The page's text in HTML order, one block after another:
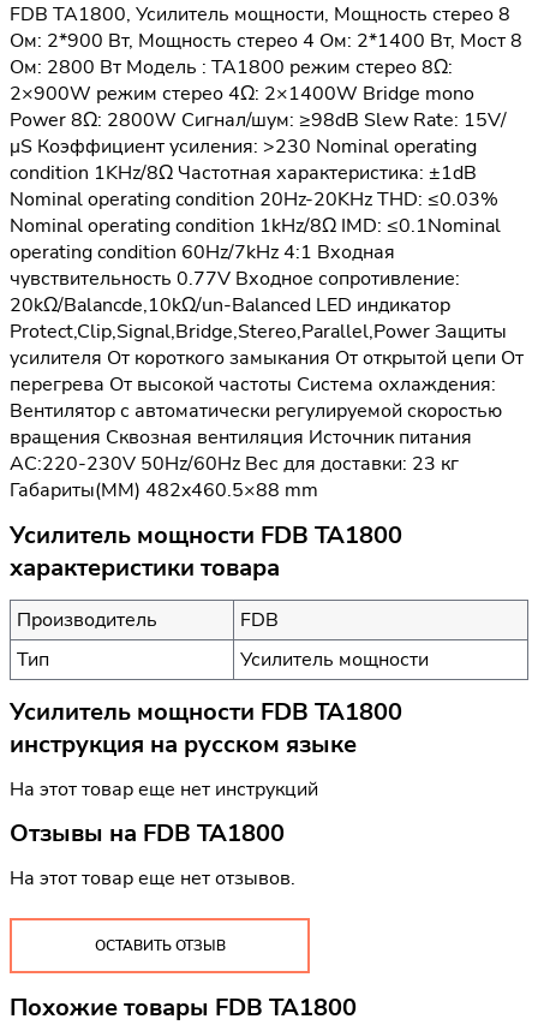
FDB TA1800, Усилитель мощности, Мощность стерео 8
Ом: 2*900 Вт, Мощность стерео 4 Ом: 2*1400 Вт, Мост 8
Ом: 2800 Вт Модель : TA1800 режим стерео 8Ω:
2×900W режим стерео 4Ω: 2×1400W Bridge mono
Power 8Ω: 2800W Сигнал/шум: ≥98dB Slew Rate: 15V/
μS Коэффициент усиления: >230 Nominal operating
condition 1KHz/8Ω Частотная характеристика: ±1dB
Nominal operating condition 20Hz-20KHz THD: ≤0.03%
Nominal operating condition 1kHz/8Ω IMD: ≤0.1Nominal
operating condition 60Hz/7kHz 4:1 Входная
чувствительность 0.77V Входное сопротивление:
20kΩ/Balancde,10kΩ/un-Balanced LED индикатор
Protect,Clip,Signal,Bridge,Stereo,Parallel,Power Защиты
усилителя От короткого замыкания От открытой цепи От
перегрева От высокой частоты Система охлаждения:
Вентилятор с автоматически регулируемой скоростью
вращения Сквозная вентиляция Источник питания
AC:220-230V 50Hz/60Hz Вес для доставки: 23 кг
Габариты(MM) 482x460.5×88 mm
Усилитель мощности FDB TA1800
характеристики товара
Производитель
FDB
Тип
Усилитель мощности
Усилитель мощности FDB TA1800
инструкция на русском языке
На этот товар еще нет инструкций
Отзывы на FDB TA1800
На этот товар еще нет отзывов.
ОСТАВИТЬ ОТЗЫВ
Похожие товары FDB TA1800